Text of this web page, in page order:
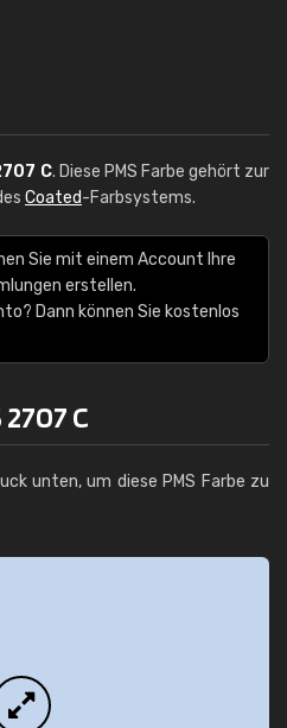
C. Diese PMS Farbe gehört zur
Coated-Farbsystems.
Sie mit einem Account Ihre
erstellen.
Dann können Sie kostenlos
C
unten, um diese PMS Farbe zu